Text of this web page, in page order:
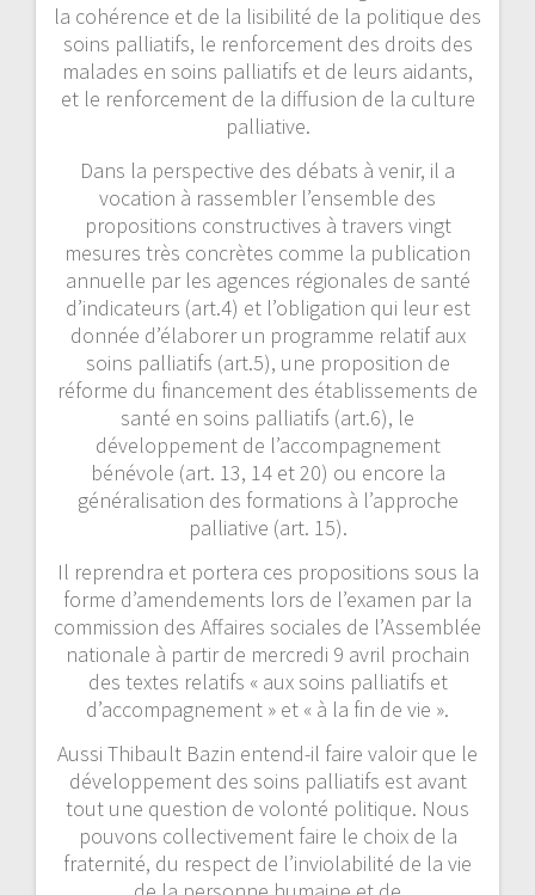
la cohérence et de la lisibilité de la politique des
soins palliatifs, le renforcement des droits des
malades en soins palliatifs et de leurs aidants,
et le renforcement de la diffusion de la culture
palliative.
Dans la perspective des débats à venir, il a
vocation à rassembler l’ensemble des
propositions constructives à travers vingt
mesures très concrètes comme la publication
annuelle par les agences régionales de santé
d’indicateurs (art.4) et l’obligation qui leur est
donnée d’élaborer un programme relatif aux
soins palliatifs (art.5), une proposition de
réforme du financement des établissements de
santé en soins palliatifs (art.6), le
développement de l’accompagnement
bénévole (art. 13, 14 et 20) ou encore la
généralisation des formations à l’approche
palliative (art. 15).
Il reprendra et portera ces propositions sous la
forme d’amendements lors de l’examen par la
commission des Affaires sociales de l’Assemblée
nationale à partir de mercredi 9 avril prochain
des textes relatifs « aux soins palliatifs et
d’accompagnement » et « à la fin de vie ».
Aussi Thibault Bazin entend-il faire valoir que le
développement des soins palliatifs est avant
tout une question de volonté politique. Nous
pouvons collectivement faire le choix de la
fraternité, du respect de l’inviolabilité de la vie